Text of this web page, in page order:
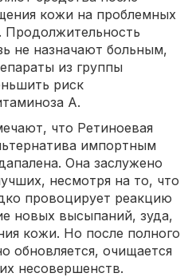
кожи на проблемных
Продолжительность
не назначают больным,
из группы
риск
А.
что Ретиноевая
импортным
Она заслужено
несмотря на то, что
провоцирует реакцию
новых высыпаний, зуда,
кожи. Но после полного
обновляется, очищается
несовершенств.